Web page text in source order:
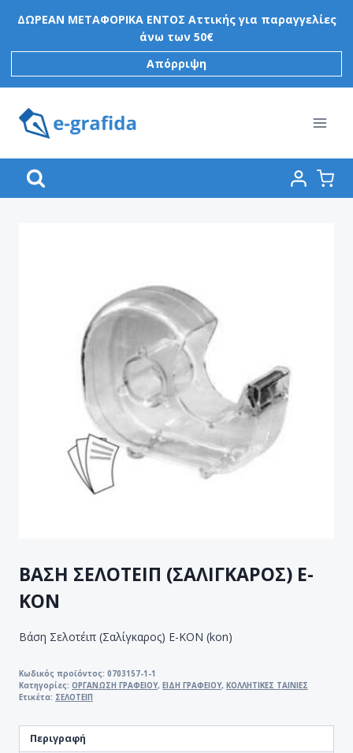
ΔΩΡΕΑΝ ΜΕΤΑΦΟΡΙΚΑ ΕΝΤΟΣ Αττικής για παραγγελίες
άνω των 50€
Απόρριψη
ΒΑΣΗ ΣΕΛΟΤΕΙΠ (ΣΑΛΙΓΚΑΡΟΣ) E-
KON
Βάση Σελοτέιπ (Σαλίγκαρος) E-KON (kon)
Κωδικός προϊόντος: 0703157-1-1
Κατηγορίες: ΟΡΓΑΝΩΣΗ ΓΡΑΦΕΙΟΥ, ΕΙΔΗ ΓΡΑΦΕΙΟΥ, ΚΟΛΛΗΤΙΚΕΣ ΤΑΙΝΙΕΣ
Ετικέτα: ΣΕΛΟΤΕΙΠ
Περιγραφή